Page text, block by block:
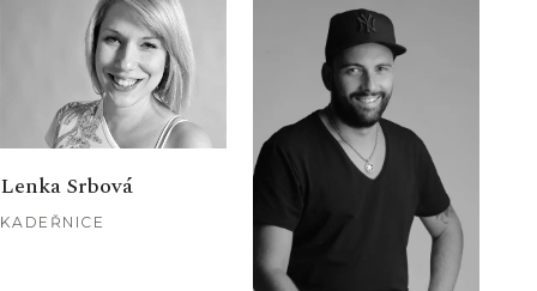
Lenka Srbová
KADEŘNICE